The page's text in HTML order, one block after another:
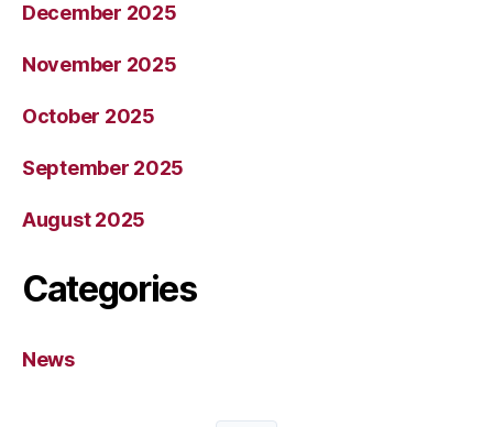
December 2025
November 2025
October 2025
September 2025
August 2025
Categories
News